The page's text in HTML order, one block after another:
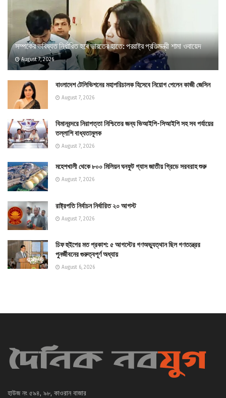
সম্পর্কের ভবিষ্যত নির্ধারিত হবে ভারতের হাতে: পররাষ্ট্র প্রতিমন্ত্রী শামা ওবায়েদ
August 7, 2026
বাংলাদেশ টেলিভিশনের মহাপরিচালক হিসেবে নিয়োগ পেলেন কাজী জেসিন
August 7, 2026
বিমানবন্দরে নিরাপত্তা নিশ্চিতের জন্য ভিআইপি-সিআইপি সহ সব পর্যায়ের
তল্লাশি বাধ্যতামূলক
August 7, 2026
মহেশখালী থেকে ৮০০ মিলিয়ন ঘনফুট গ্যাস জাতীয় গ্রিডে সরবরাহ শুরু
August 7, 2026
রাষ্ট্রপতি নির্বাচন নির্ধারিত ২০ আগস্ট
August 7, 2026
চিফ হুইপের মত প্রকাশ: ৫ আগস্টের গণঅভ্যুত্থান ছিল গণতন্ত্রের
পুনর্জীবনের গুরুত্বপূর্ণ অধ্যায়
August 6, 2026
হাউজ নং ৫৯৪, ৯৮, কাওরান বাজার